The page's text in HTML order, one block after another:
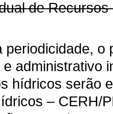
de
periodicidade,
administrativo
hídricos serão
– CERH/